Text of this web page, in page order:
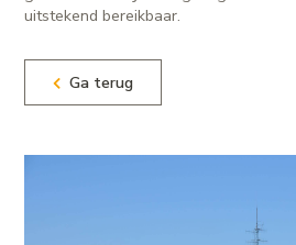
uitstekend bereikbaar.
Ga terug